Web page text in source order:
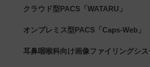
クラウド型PACS「WATARU」
オンプレミス型PACS「Caps-Web」
耳鼻咽喉科向け画像ファイリングシス